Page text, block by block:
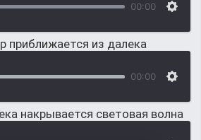
00:00
приближается из далека
00:00
накрывается световая волна